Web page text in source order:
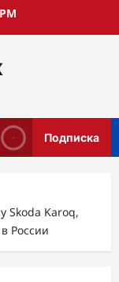
Подписка
Skoda Karoq,
России